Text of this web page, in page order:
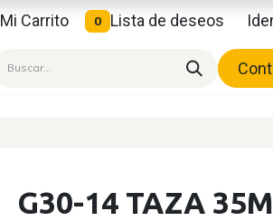
Mi Carrito 0 Lista de deseos
G30-14 TAZA